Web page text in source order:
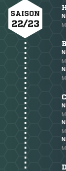
SAISON
22/23